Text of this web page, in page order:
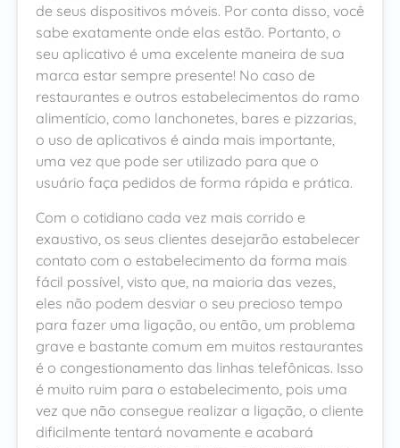
de seus dispositivos móveis. Por conta disso, você
sabe exatamente onde elas estão. Portanto, o
seu aplicativo é uma excelente maneira de sua
marca estar sempre presente! No caso de
restaurantes e outros estabelecimentos do ramo
alimentício, como lanchonetes, bares e pizzarias,
o uso de aplicativos é ainda mais importante,
uma vez que pode ser utilizado para que o
usuário faça pedidos de forma rápida e prática.
Com o cotidiano cada vez mais corrido e
exaustivo, os seus clientes desejarão estabelecer
contato com o estabelecimento da forma mais
fácil possível, visto que, na maioria das vezes,
eles não podem desviar o seu precioso tempo
para fazer uma ligação, ou então, um problema
grave e bastante comum em muitos restaurantes
é o congestionamento das linhas telefônicas. Isso
é muito ruim para o estabelecimento, pois uma
vez que não consegue realizar a ligação, o cliente
dificilmente tentará novamente e acabará